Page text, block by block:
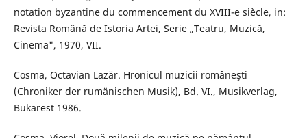
notation byzantine du commencement du XVIII-e siècle, in:
Revista Română de Istoria Artei, Serie „Teatru, Muzică,
Cinema", 1970, VII.
Cosma, Octavian Lazăr. Hronicul muzicii româneşti
(Chroniker der rumänischen Musik), Bd. VI., Musikverlag,
Bukarest 1986.